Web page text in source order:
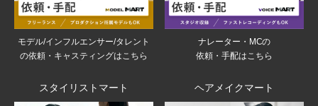
モデル/インフルエンサー/タレント
の依頼・キャスティングはこちら
ナレーター・MCの
依頼・手配はこちら
スタイリストマート ヘアメイクマート